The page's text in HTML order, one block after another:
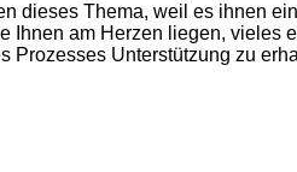
dieses Thema, weil es ihnen
am Herzen liegen, vieles
Prozesses Unterstützung zu